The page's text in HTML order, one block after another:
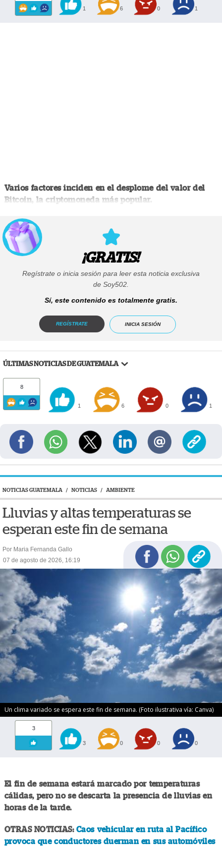
1 6 0 1
Varios factores inciden en el desplome del valor del
Bitcoin, la criptomoneda más popular.
¡GRATIS!
Regístrate o inicia sesión para leer esta noticia exclusiva
de Soy502.
Sí, este contenido es totalmente gratis.
REGÍSTRATE INICIA SESIÓN
ÚLTIMAS NOTICIAS DE GUATEMALA
8
1 6 0 1
NOTICIAS GUATEMALA / NOTICIAS / AMBIENTE
Lluvias y altas temperaturas se
esperan este fin de semana
Por Maria Fernanda Gallo
07 de agosto de 2026, 16:19
Un clima variado se espera este fin de semana. (Foto ilustrativa vía: Canva)
3
3 0 0 0
El fin de semana estará marcado por temperaturas
cálidas, pero no se descarta la presencia de lluvias en
horas de la tarde.
OTRAS NOTICIAS:Caos vehicular en ruta al Pacífico
provoca que conductores duerman en sus automóviles